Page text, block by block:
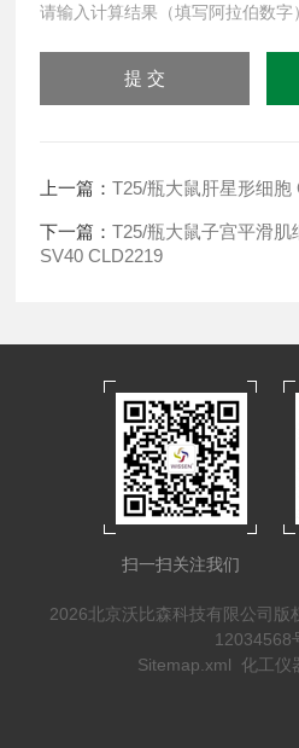
请输入计算结果（填写阿拉伯数字
上一篇：T25/瓶大鼠肝星形细胞
下一篇：T25/瓶大鼠子宫平滑
SV40 CLD2219
扫一扫关注我们
2026北京沃比森科技有限公司
12034568
Sitemap.xml 化工仪